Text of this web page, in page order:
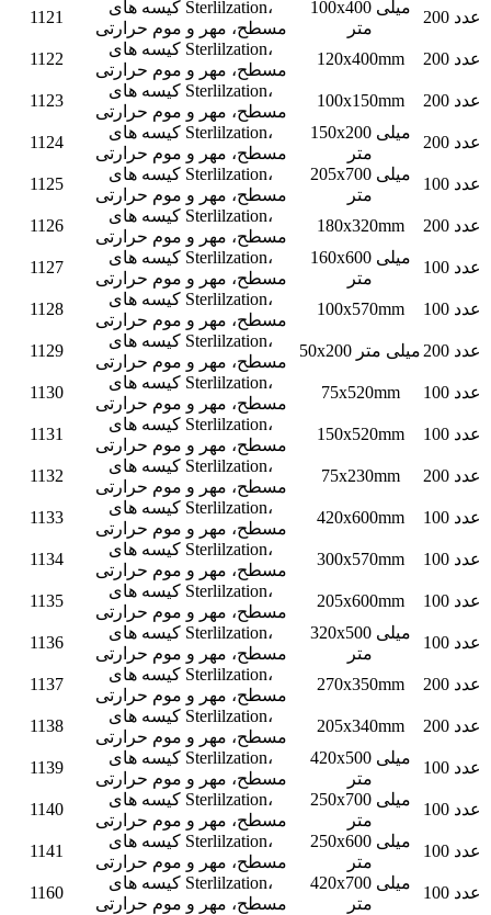
1121
کیسه های Sterlilzation،
مسطح، مهر و موم حرارتی
100x400 میلی
متر
200 عدد
1122
کیسه های Sterlilzation،
مسطح، مهر و موم حرارتی
120x400mm 200 عدد
1123
کیسه های Sterlilzation،
مسطح، مهر و موم حرارتی
100x150mm 200 عدد
1124
کیسه های Sterlilzation،
مسطح، مهر و موم حرارتی
150x200 میلی
متر
200 عدد
1125
کیسه های Sterlilzation،
مسطح، مهر و موم حرارتی
205x700 میلی
متر
100 عدد
1126
کیسه های Sterlilzation،
مسطح، مهر و موم حرارتی
180x320mm 200 عدد
1127
کیسه های Sterlilzation،
مسطح، مهر و موم حرارتی
160x600 میلی
متر
100 عدد
1128
کیسه های Sterlilzation،
مسطح، مهر و موم حرارتی
100x570mm 100 عدد
1129
کیسه های Sterlilzation،
مسطح، مهر و موم حرارتی
50x200 میلی متر 200 عدد
1130
کیسه های Sterlilzation،
مسطح، مهر و موم حرارتی
75x520mm 100 عدد
1131
کیسه های Sterlilzation،
مسطح، مهر و موم حرارتی
150x520mm 100 عدد
1132
کیسه های Sterlilzation،
مسطح، مهر و موم حرارتی
75x230mm 200 عدد
1133
کیسه های Sterlilzation،
مسطح، مهر و موم حرارتی
420x600mm 100 عدد
1134
کیسه های Sterlilzation،
مسطح، مهر و موم حرارتی
300x570mm 100 عدد
1135
کیسه های Sterlilzation،
مسطح، مهر و موم حرارتی
205x600mm 100 عدد
1136
کیسه های Sterlilzation،
مسطح، مهر و موم حرارتی
320x500 میلی
متر
100 عدد
1137
کیسه های Sterlilzation،
مسطح، مهر و موم حرارتی
270x350mm 200 عدد
1138
کیسه های Sterlilzation،
مسطح، مهر و موم حرارتی
205x340mm 200 عدد
1139
کیسه های Sterlilzation،
مسطح، مهر و موم حرارتی
420x500 میلی
متر
100 عدد
1140
کیسه های Sterlilzation،
مسطح، مهر و موم حرارتی
250x700 میلی
متر
100 عدد
1141
کیسه های Sterlilzation،
مسطح، مهر و موم حرارتی
250x600 میلی
متر
100 عدد
1160
کیسه های Sterlilzation،
مسطح، مهر و موم حرارتی
420x700 میلی
متر
100 عدد